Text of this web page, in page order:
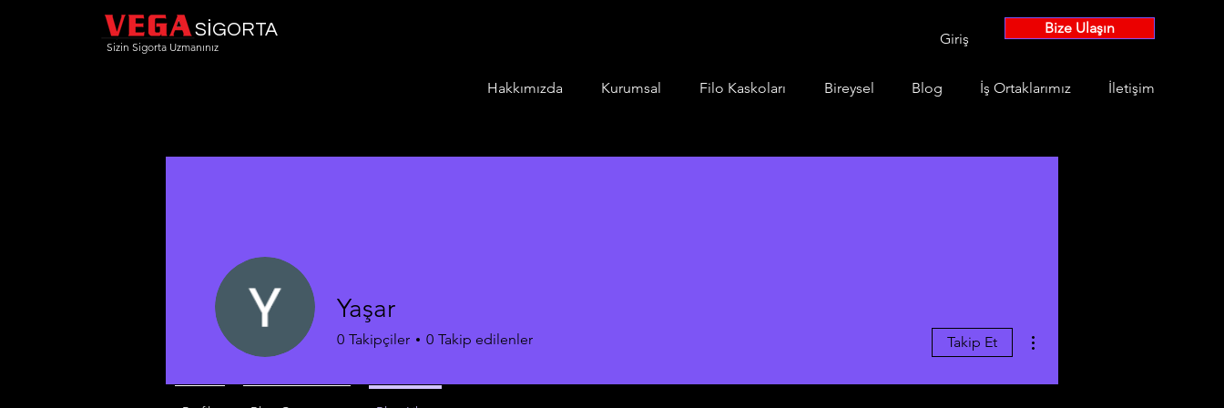
SİGORTA
Sizin Sigorta Uzmanınız Giriş
Bize Ulaşın
Hakkımızda Kurumsal Filo Kaskoları Bireysel Blog İş Ortaklarımız İletişim
Yaşar
0 Takipçiler 0 Takip edilenler Takip Et